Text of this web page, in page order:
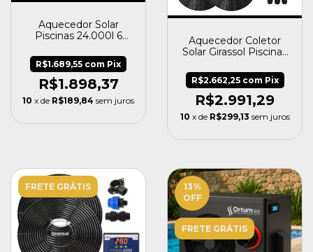
Aquecedor Solar
Piscinas 24.000l 6
Mm
R$1.898,37
R$1.689,55 com Pix
10 x de R$189,84 sem juros
Aquecedor Coletor
Solar Girassol Piscinas
Painel G200
R$2.991,29
R$2.662,25 com Pix
10 x de R$299,13 sem juros
FRETE GRÁTIS 13%
OFF
FRETE GRÁTIS